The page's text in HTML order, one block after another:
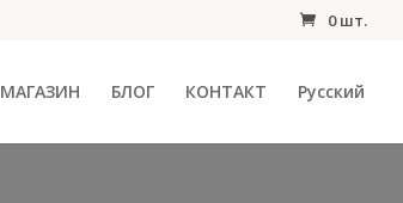
0 шт.
МАГАЗИН БЛОГ КОНТАКТ Русский